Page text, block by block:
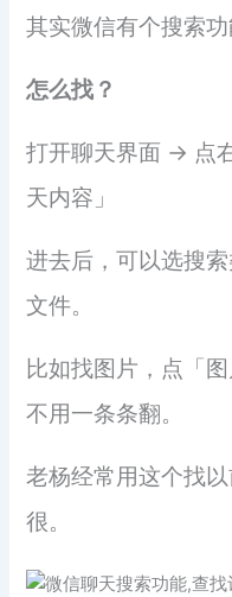
其实微信有个搜索功
怎么找？
打开聊天界面 → 点
天内容」
进去后，可以选搜
文件。
比如找图片，点「
不用一条条翻。
老杨经常用这个找
很。